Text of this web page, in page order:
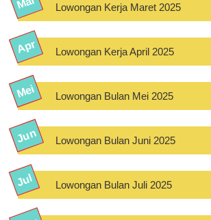
Lowongan Kerja Maret 2025
Lowongan Kerja April 2025
Lowongan Bulan Mei 2025
Lowongan Bulan Juni 2025
Lowongan Bulan Juli 2025